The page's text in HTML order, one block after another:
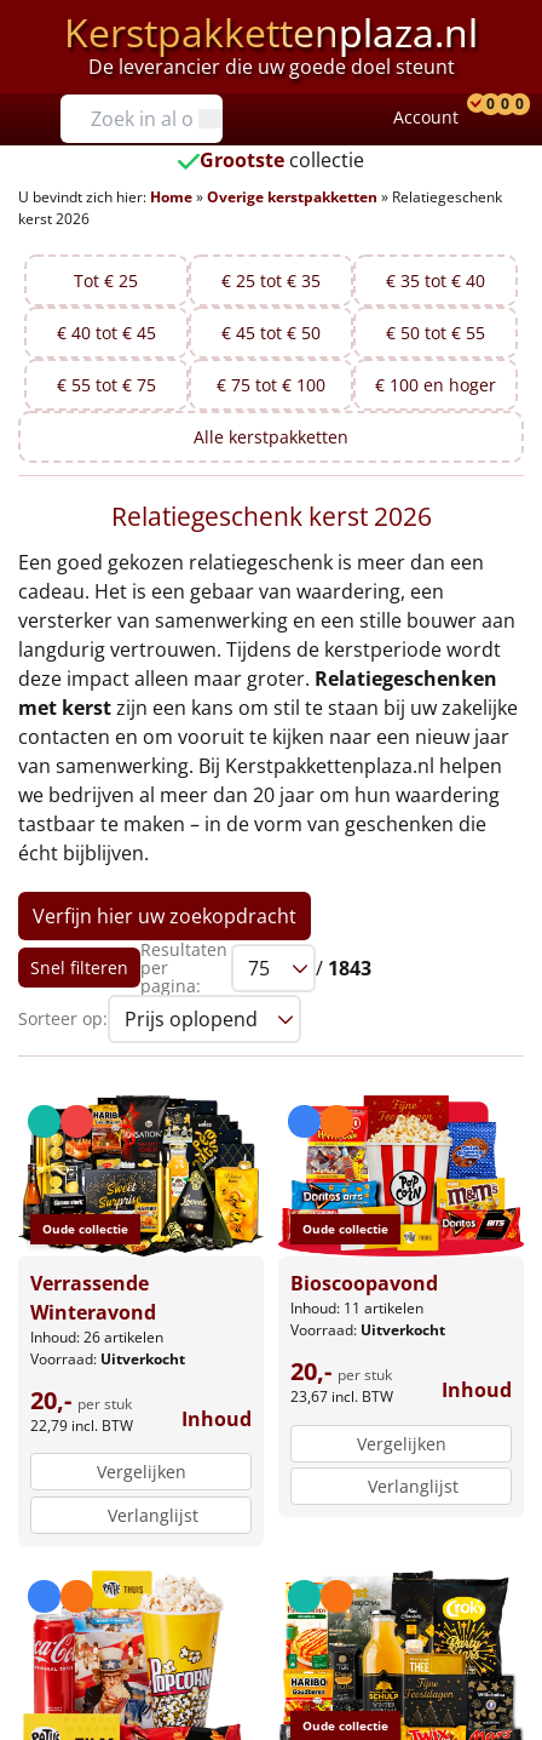
Kerstpakkettenplaza.nl
De leverancier die uw goede doel steunt
Prijzen
Tot €25
€25 tot €35
€35 tot €40
€40 tot €45
€45 tot €50
€50 tot €55
€75 tot €100
€100 en hoger
Alle kerstpakketten 2026
Thema
Origineel
Rituals
Luxe
Mannen
Vrouwen
Duurzaam
Leuke
Goedkope
Uniek
Alle thema's
Artikel
Hitster NIEUW
Pizzarette
Wake up light
NIEUW
Borrelplank
Warmtekussen
NIEUW
Account
0 0 0
Grootste collectie
U bevindt zich hier: Home»Overige kerstpakketten » Relatiegeschenk
kerst 2026
Tot € 25 € 25 tot € 35 € 35 tot € 40
€ 40 tot € 45 € 45 tot € 50 € 50 tot € 55
€ 55 tot € 75 € 75 tot € 100 € 100 en hoger
Alle kerstpakketten
Relatiegeschenk kerst 2026
Een goed gekozen relatiegeschenk is meer dan een
cadeau. Het is een gebaar van waardering, een
versterker van samenwerking en een stille bouwer aan
langdurig vertrouwen. Tijdens de kerstperiode wordt
deze impact alleen maar groter. Relatiegeschenken
met kerstzijn een kans om stil te staan bij uw zakelijke
contacten en om vooruit te kijken naar een nieuw jaar
van samenwerking. Bij Kerstpakkettenplaza.nl helpen
we bedrijven al meer dan 20 jaar om hun waardering
tastbaar te maken – in de vorm van geschenken die
écht bijblijven.
Verfijn hier uw zoekopdracht
Snel filteren
Resultaten
per
pagina:
/ 1843
Sorteer op:
Oude collectie
Verrassende
Winteravond
Inhoud: 26 artikelen
Voorraad: Uitverkocht
20,- per stuk
22,79 incl. BTW Inhoud
Vergelijken
Verlanglijst
Oude collectie
Bioscoopavond
Inhoud: 11 artikelen
Voorraad: Uitverkocht
20,- per stuk
23,67 incl. BTW Inhoud
Vergelijken
Verlanglijst
Oude collectie